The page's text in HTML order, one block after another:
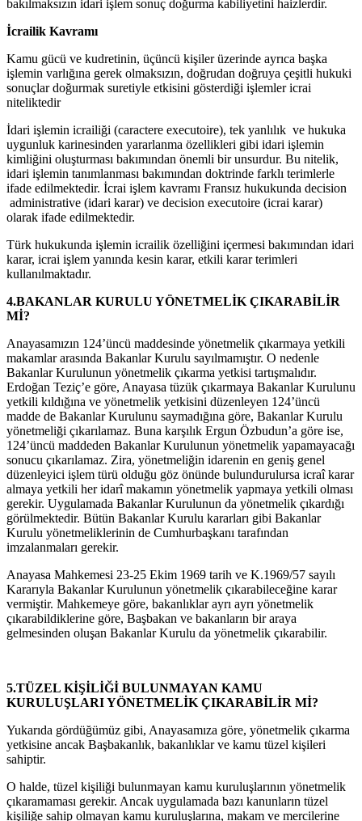
bakılmaksızın idari işlem sonuç doğurma kabiliyetini haizlerdir.
İcrailik Kavramı
Kamu gücü ve kudretinin, üçüncü kişiler üzerinde ayrıca başka
işlemin varlığına gerek olmaksızın, doğrudan doğruya çeşitli hukuki
sonuçlar doğurmak suretiyle etkisini gösterdiği işlemler icrai
niteliktedir
İdari işlemin icrailiği (caractere executoire), tek yanlılık ve hukuka
uygunluk karinesinden yararlanma özellikleri gibi idari işlemin
kimliğini oluşturması bakımından önemli bir unsurdur. Bu nitelik,
idari işlemin tanımlanması bakımından doktrinde farklı terimlerle
ifade edilmektedir. İcrai işlem kavramı Fransız hukukunda decision
administrative (idari karar) ve decision executoire (icrai karar)
olarak ifade edilmektedir.
Türk hukukunda işlemin icrailik özelliğini içermesi bakımından idari
karar, icrai işlem yanında kesin karar, etkili karar terimleri
kullanılmaktadır.
4.BAKANLAR KURULU YÖNETMELİK ÇIKARABİLİR
Mİ?
Anayasamızın 124’üncü maddesinde yönetmelik çıkarmaya yetkili
makamlar arasında Bakanlar Kurulu sayılmamıştır. O nedenle
Bakanlar Kurulunun yönetmelik çıkarma yetkisi tartışmalıdır.
Erdoğan Teziç’e göre, Anayasa tüzük çıkarmaya Bakanlar Kurulunu
yetkili kıldığına ve yönetmelik yetkisini düzenleyen 124’üncü
madde de Bakanlar Kurulunu saymadığına göre, Bakanlar Kurulu
yönetmeliği çıkarılamaz. Buna karşılık Ergun Özbudun’a göre ise,
124’üncü maddeden Bakanlar Kurulunun yönetmelik yapamayacağı
sonucu çıkarılamaz. Zira, yönetmeliğin idarenin en geniş genel
düzenleyici işlem türü olduğu göz önünde bulundurulursa icraî karar
almaya yetkili her idarî makamın yönetmelik yapmaya yetkili olması
gerekir. Uygulamada Bakanlar Kurulunun da yönetmelik çıkardığı
görülmektedir. Bütün Bakanlar Kurulu kararları gibi Bakanlar
Kurulu yönetmeliklerinin de Cumhurbaşkanı tarafından
imzalanmaları gerekir.
Anayasa Mahkemesi 23-25 Ekim 1969 tarih ve K.1969/57 sayılı
Kararıyla Bakanlar Kurulunun yönetmelik çıkarabileceğine karar
vermiştir. Mahkemeye göre, bakanlıklar ayrı ayrı yönetmelik
çıkarabildiklerine göre, Başbakan ve bakanların bir araya
gelmesinden oluşan Bakanlar Kurulu da yönetmelik çıkarabilir.
5.TÜZEL KİŞİLİĞİ BULUNMAYAN KAMU
KURULUŞLARI YÖNETMELİK ÇIKARABİLİR Mİ?
Yukarıda gördüğümüz gibi, Anayasamıza göre, yönetmelik çıkarma
yetkisine ancak Başbakanlık, bakanlıklar ve kamu tüzel kişileri
sahiptir.
O halde, tüzel kişiliği bulunmayan kamu kuruluşlarının yönetmelik
çıkaramaması gerekir. Ancak uygulamada bazı kanunların tüzel
kişiliğe sahip olmayan kamu kuruluşlarına, makam ve mercilerine